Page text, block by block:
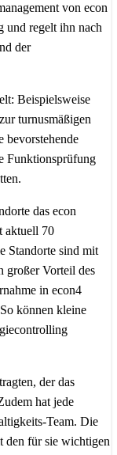
von econ
und regelt ihn nach
der
Beispielsweise
turnusmäßigen
bevorstehende
Funktionsprüfung
das econ
aktuell 70
Standorte sind mit
großer Vorteil des
in econ4
können kleine
der das
hat jede
Team. Die
den für sie wichtigen